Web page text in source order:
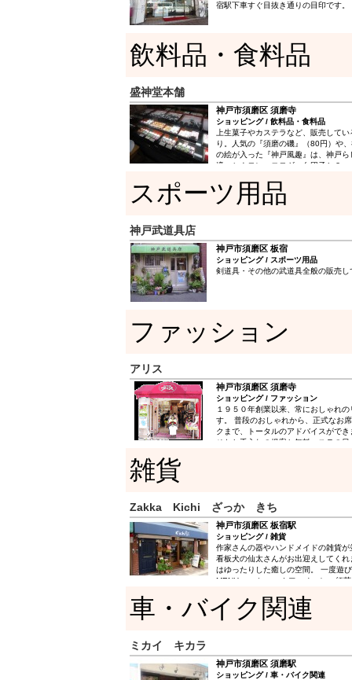
宿駅下車すぐ目抜き通りの目印です。
飲料品・食料品
盛神堂本舗
神戸市須磨区 須磨寺
ショッピング / 飲料品・食料品
上生菓子やカステラなど、販売して
り。人気の『須磨の磯』（80円）や
の絵が入った『神戸風趣』は、神戸
適。シナモン、ヨモギ、白団子と３
餅』も好評です。 おみやげに最適な
お店です。
スポーツ用品
神戸武道具店
神戸市須磨区 板宿
ショッピング / スポーツ用品
剣道具・その他の武道具全般の販売し
ファッション
アリス
神戸市須磨区 須磨寺
ショッピング / ファッション
１９５０年創業以来、常におしゃれ
す。 普段のおしゃれから、正式なお
クまで、トータルのアドバイスがで
せたお手入れの提案と無料エステの
雑貨
Zakka Kichi ざっか きち
神戸市須磨区 板宿駅
ショッピング / 雑貨
作家さんの器やハンドメイドの雑貨
看板犬の仙太さんがお出迎えしてく
はゆったりした癒しの空間。 一度遊
MENU コーヒー カフェオーレ 紅茶
６５０円 バニラケーキ 抹茶チョコ
車・バイク関連
ミカイ キカラ
神戸市須磨区 須磨駅
ショッピング / 車・バイク関連